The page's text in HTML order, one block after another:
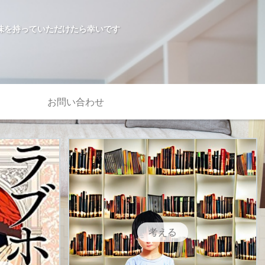
持っていただけたら幸いです
お問い合わせ
考える